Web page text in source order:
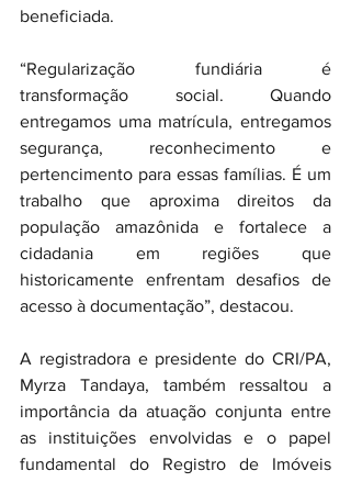
beneficiada.
“Regularização fundiária é
transformação social. Quando
entregamos uma matrícula, entregamos
segurança, reconhecimento e
pertencimento para essas famílias. É um
trabalho que aproxima direitos da
população amazônida e fortalece a
cidadania em regiões que
historicamente enfrentam desafios de
acesso à documentação”, destacou.
A registradora e presidente do CRI/PA,
Myrza Tandaya, também ressaltou a
importância da atuação conjunta entre
as instituições envolvidas e o papel
fundamental do Registro de Imóveis